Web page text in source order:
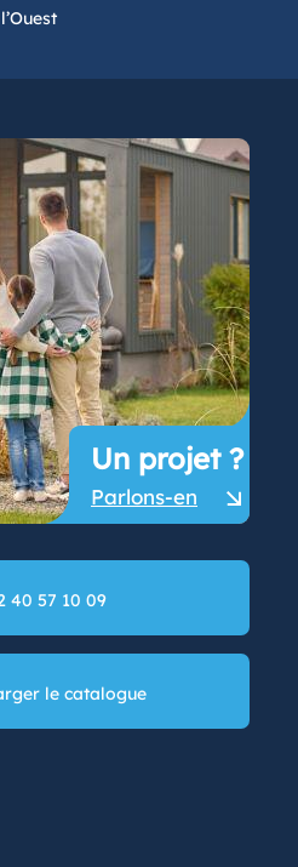
Un projet ?
Parlons-en
40 57 10 09
le catalogue